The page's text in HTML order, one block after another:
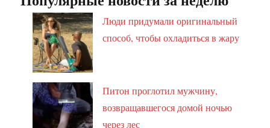
Люди придумали оригинальный
способ, чтобы охладиться в жару
Питон проглотил мужчину,
возвращавшегося домой ночью
через лес